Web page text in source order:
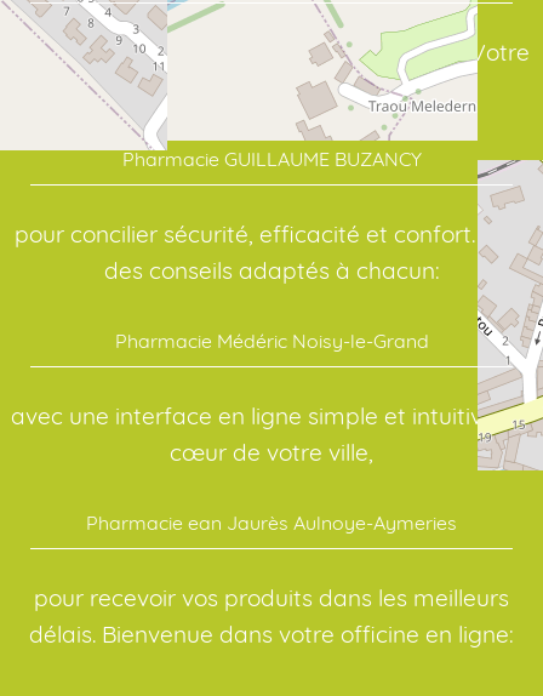
assure un suivi sérieux de vos traitements. Votre
point de repère en santé:
Pharmacie GUILLAUME BUZANCY
pour concilier sécurité, efficacité et confort. Pour
des conseils adaptés à chacun:
Pharmacie Médéric Noisy-le-Grand
avec une interface en ligne simple et intuitive. Au
cœur de votre ville,
Pharmacie ean Jaurès Aulnoye-Aymeries
pour recevoir vos produits dans les meilleurs
délais. Bienvenue dans votre officine en ligne: